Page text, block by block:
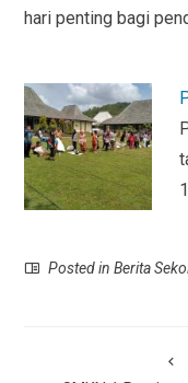
hari penting bagi
Posted inBerita